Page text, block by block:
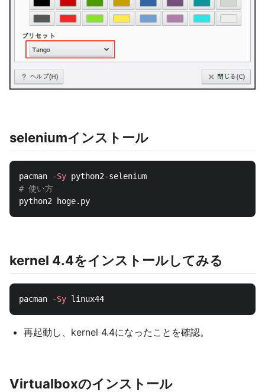
seleniumインストール
pacman -Sy
# 使い方
kernel 4.4をインストールしてみる
pacman -Sy
再起動し、kernel 4.4になったことを確認。
Virtualboxのインストール